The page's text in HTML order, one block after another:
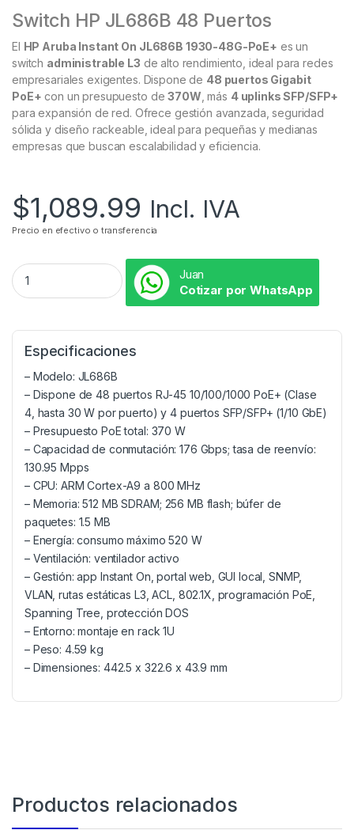
Switch HP JL686B 48 Puertos
El HP Aruba Instant On JL686B 1930-48G-PoE+ es un
switch administrable L3 de alto rendimiento, ideal para redes
empresariales exigentes. Dispone de 48 puertos Gigabit
PoE+ con un presupuesto de370W , más 4 uplinks SFP/SFP+
para expansión de red. Ofrece gestión avanzada, seguridad
sólida y diseño rackeable, ideal para pequeñas y medianas
empresas que buscan escalabilidad y eficiencia.
$1,089.99 Incl. IVA
Precio en efectivo o transferencia
Juan
Cotizar por WhatsApp
Especificaciones
– Modelo: JL686B
– Dispone de 48 puertos RJ-45 10/100/1000 PoE+ (Clase
4, hasta 30 W por puerto) y 4 puertos SFP/SFP+ (1/10 GbE)
– Presupuesto PoE total: 370 W
– Capacidad de conmutación: 176 Gbps; tasa de reenvío:
130.95 Mpps
– CPU: ARM Cortex-A9 a 800 MHz
– Memoria: 512 MB SDRAM; 256 MB flash; búfer de
paquetes: 1.5 MB
– Energía: consumo máximo 520 W
– Ventilación: ventilador activo
– Gestión: app Instant On, portal web, GUI local, SNMP,
VLAN, rutas estáticas L3, ACL, 802.1X, programación PoE,
Spanning Tree, protección DOS
– Entorno: montaje en rack 1U
– Peso: 4.59 kg
– Dimensiones: 442.5 x 322.6 x 43.9 mm
Productos relacionados